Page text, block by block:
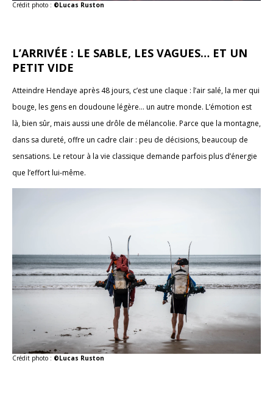
Crédit photo : ©Lucas Ruston
L’ARRIVÉE : LE SABLE, LES VAGUES… ET UN
PETIT VIDE
Atteindre Hendaye après 48 jours, c’est une claque : l’air salé, la mer qui
bouge, les gens en doudoune légère… un autre monde. L’émotion est
là, bien sûr, mais aussi une drôle de mélancolie. Parce que la montagne,
dans sa dureté, offre un cadre clair : peu de décisions, beaucoup de
sensations. Le retour à la vie classique demande parfois plus d’énergie
que l’effort lui-même.
Crédit photo : ©Lucas Ruston